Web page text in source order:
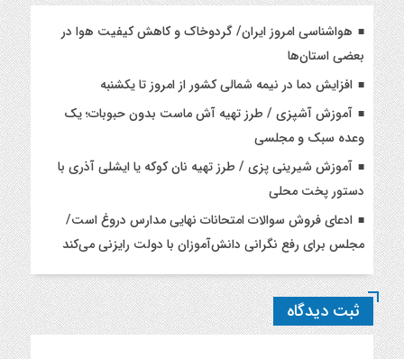
هواشناسی امروز ایران/ گردوخاک و کاهش کیفیت هوا در
بعضی استان‌ها
افزایش دما در نیمه شمالی کشور از امروز تا یکشنبه
آموزش آشپزی / طرز تهیه آش ماست بدون حبوبات؛ یک
وعده سبک و مجلسی
آموزش شیرینی پزی / طرز تهیه نان کوکه یا ایشلی آذری با
دستور پخت محلی
ادعای فروش سوالات امتحانات نهایی مدارس دروغ است/
مجلس برای رفع نگرانی دانش‌آموزان با دولت رایزنی می‌کند
ثبت دیدگاه